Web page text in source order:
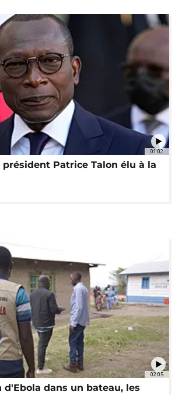
01:02
Patrice Talon élu à la
02:05
d'Ebola dans un bateau, les